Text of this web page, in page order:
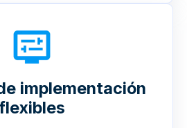
implementación
flexibles